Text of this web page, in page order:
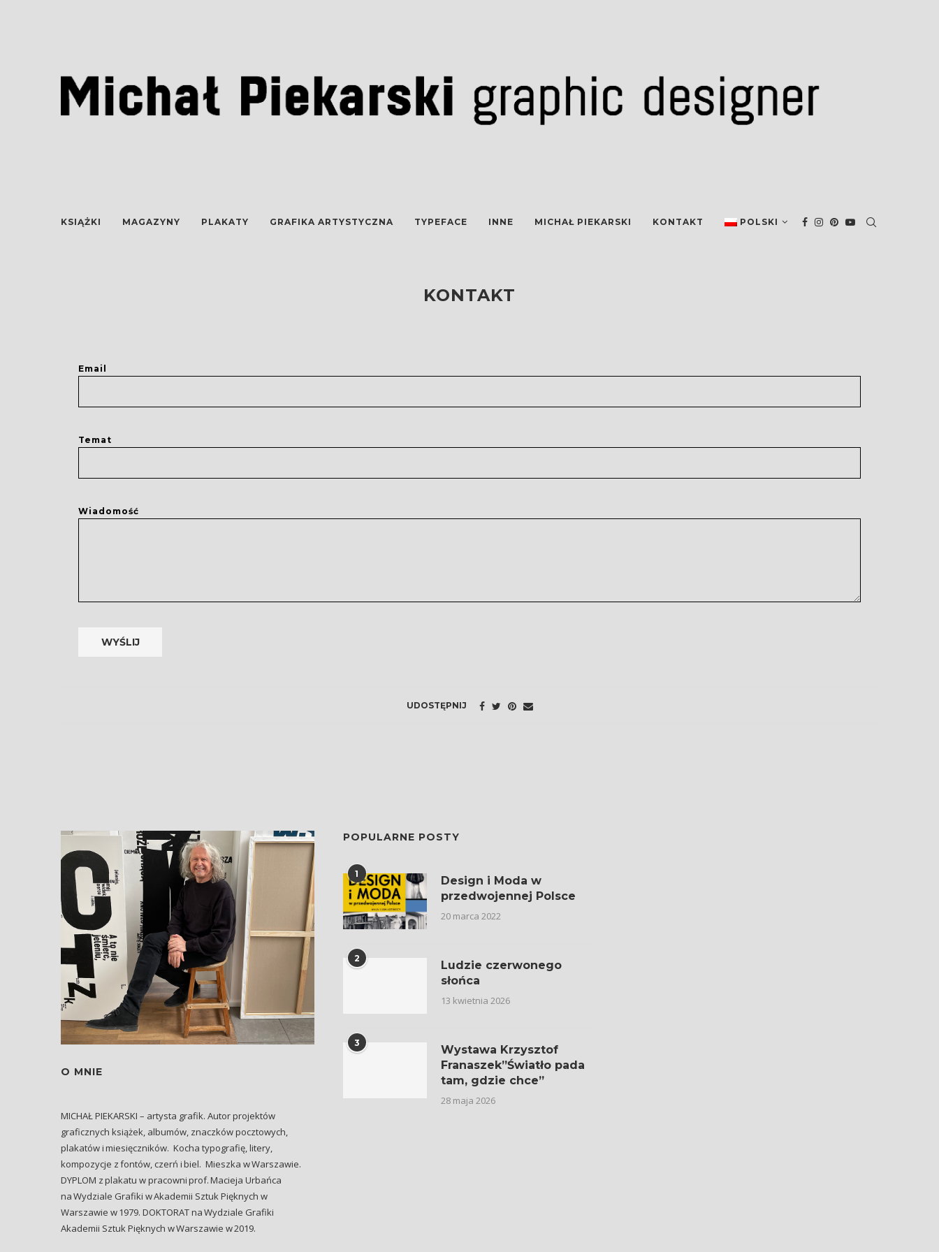
KSIĄŻKI MAGAZYNY PLAKATY GRAFIKA ARTYSTYCZNA TYPEFACE INNE MICHAŁ PIEKARSKI KONTAKT POLSKI
KONTAKT
Email
Temat
Wiadomość
UDOSTĘPNIJ
O MNIE
MICHAŁ PIEKARSKI – artysta grafik. Autor projektów
graficznych książek, albumów, znaczków pocztowych,
plakatów i miesięczników. Kocha typografię, litery,
kompozycje z fontów, czerń i biel. Mieszka w Warszawie.
DYPLOM z plakatu w pracowni prof. Macieja Urbańca
na Wydziale Grafiki w Akademii Sztuk Pięknych w
Warszawie w 1979. DOKTORAT na Wydziale Grafiki
Akademii Sztuk Pięknych w Warszawie w 2019.
POPULARNE POSTY
1
Design i Moda w
przedwojennej Polsce
20 marca 2022
2
Ludzie czerwonego
słońca
13 kwietnia 2026
3
Wystawa Krzysztof
Franaszek”Światło pada
tam, gdzie chce”
28 maja 2026